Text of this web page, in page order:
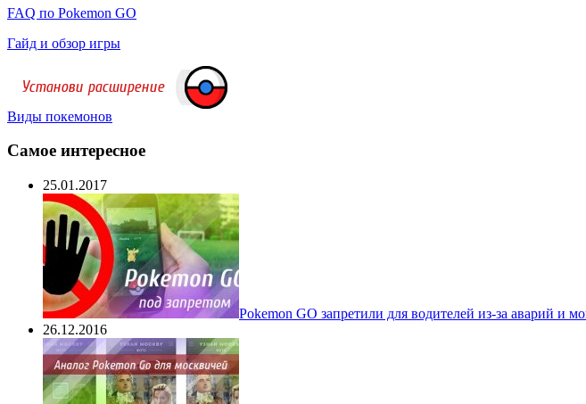
FAQ по Pokemon GO
Гайд и обзор игры
Виды покемонов
Самое интересное
25.01.2017
Pokеmon GO запретили для водителей из-за аварий и
26.12.2016